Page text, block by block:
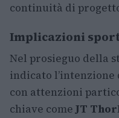
continuità di
Implicazioni
Nel prosieguo della
indicato
con attenzioni
chiave comeJT Thor